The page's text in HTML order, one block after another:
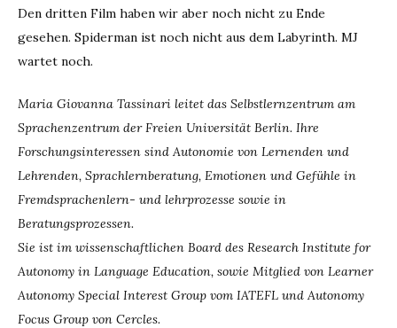
Den dritten Film haben wir aber noch nicht zu Ende
gesehen. Spiderman ist noch nicht aus dem Labyrinth. MJ
wartet noch.
Maria Giovanna Tassinari leitet das Selbstlernzentrum am
Sprachenzentrum der Freien Universität Berlin. Ihre
Forschungsinteressen sind Autonomie von Lernenden und
Lehrenden, Sprachlernberatung, Emotionen und Gefühle in
Fremdsprachenlern- und lehrprozesse sowie in
Beratungsprozessen.
Sie ist im wissenschaftlichen Board des Research Institute for
Autonomy in Language Education, sowie Mitglied von Learner
Autonomy Special Interest Group vom IATEFL und Autonomy
Focus Group von Cercles.